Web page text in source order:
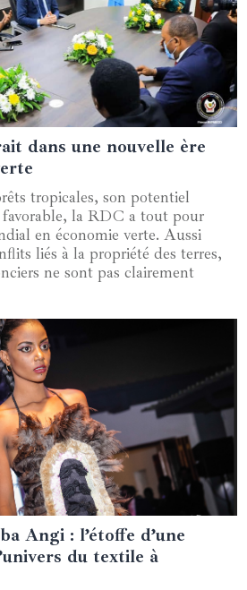
dans une nouvelle ère
tropicales, son potentiel
la RDC a tout pour
en économie verte. Aussi
liés à la propriété des terres,
ne sont pas clairement
Angi : l’étoffe d’une
du textile à